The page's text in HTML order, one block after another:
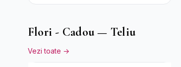
Flori - Cadou — Teliu
Vezi toate →